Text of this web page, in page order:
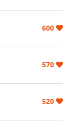
600
570
520